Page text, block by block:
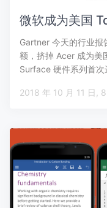
微软成为美国
Gartner 今天的行业报
额，挤掉 Acer 成为美
Surface 硬件系列首